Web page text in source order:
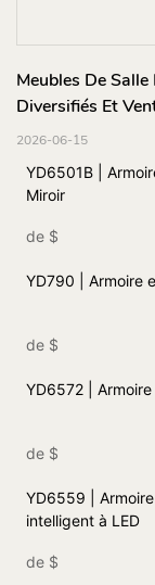
Meubles De
Diversifiés Et
2026-06-15
YD6501B |
Miroir
de $
YD790 | Armoire
de $
YD6572 |
de $
YD6559 |
intelligent à LED
de $